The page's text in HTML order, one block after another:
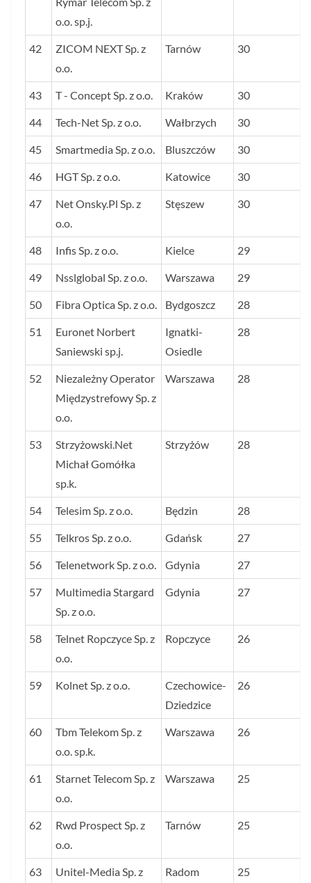
o.o. sp.j.
42
ZICOM NEXT Sp. z
o.o.
Tarnów 30
43 T - Concept Sp. z o.o. Kraków 30
44 Tech-Net Sp. z o.o. Wałbrzych 30
45 Smartmedia Sp. z o.o. Bluszczów 30
46 HGT Sp. z o.o. Katowice 30
47
Net Onsky.Pl Sp. z
o.o.
Stęszew 30
48 Infis Sp. z o.o. Kielce 29
49 Nsslglobal Sp. z o.o. Warszawa 29
50 Fibra Optica Sp. z o.o. Bydgoszcz 28
51
Euronet Norbert
Saniewski sp.j.
Ignatki-
Osiedle
28
52
Niezależny Operator
Międzystrefowy Sp. z
o.o.
Warszawa 28
53
Strzyżowski.Net
Michał Gomółka
sp.k.
Strzyżów 28
54 Telesim Sp. z o.o. Będzin 28
55 Telkros Sp. z o.o. Gdańsk 27
56 Telenetwork Sp. z o.o. Gdynia 27
57
Multimedia Stargard
Sp. z o.o.
Gdynia 27
58
Telnet Ropczyce Sp. z
o.o.
Ropczyce 26
59 Kolnet Sp. z o.o.
Czechowice-
Dziedzice
26
60
Tbm Telekom Sp. z
o.o. sp.k.
Warszawa 26
61
Starnet Telecom Sp. z
o.o.
Warszawa 25
62
Rwd Prospect Sp. z
o.o.
Tarnów 25
63
Unitel-Media Sp. z
Radom 25